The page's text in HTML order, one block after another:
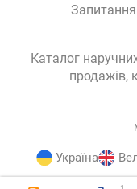
Каталог
продажів,
Україна